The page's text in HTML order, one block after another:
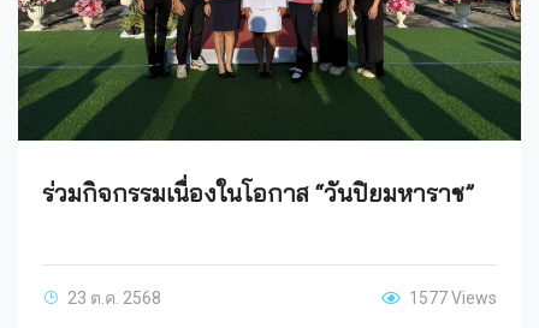
ร่วมกิจกรรมเนื่องในโอกาส “วันปิยมหาราช”
23 ต.ค. 2568 1577 Views